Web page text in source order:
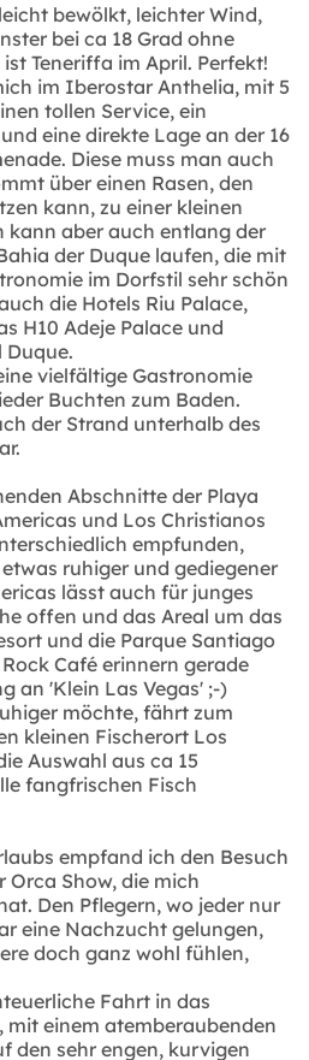
bewölkt, leichter Wind,
bei ca 18 Grad ohne
Teneriffa im April. Perfekt!
im Iberostar Anthelia, mit 5
tollen Service, ein
eine direkte Lage an der 16
Diese muss man auch
über einen Rasen, den
kann, zu einer kleinen
kann aber auch entlang der
der Duque laufen, die mit
im Dorfstil sehr schön
die Hotels Riu Palace,
H10 Adeje Palace und
Duque.
vielfältige Gastronomie
Buchten zum Baden.
der Strand unterhalb des
Abschnitte der Playa
und Los Christianos
empfunden,
ruhiger und gediegener
lässt auch für junges
offen und das Areal um das
und die Parque Santiago
Café erinnern gerade
an 'Klein Las Vegas' ;-)
möchte, fährt zum
kleinen Fischerort Los
Auswahl aus ca 15
fangfrischen Fisch
empfand ich den Besuch
Orca Show, die mich
Den Pflegern, wo jeder nur
eine Nachzucht gelungen,
doch ganz wohl fühlen,
Fahrt in das
mit einem atemberaubenden
den sehr engen, kurvigen